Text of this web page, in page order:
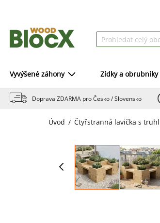
Vyvýšené záhony Zídky a obrubníky
Doprava ZDARMA pro Česko / Slovensko
Úvod Čtyřstranná lavička s